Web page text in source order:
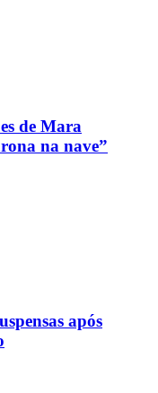
de Mara
na nave”
após